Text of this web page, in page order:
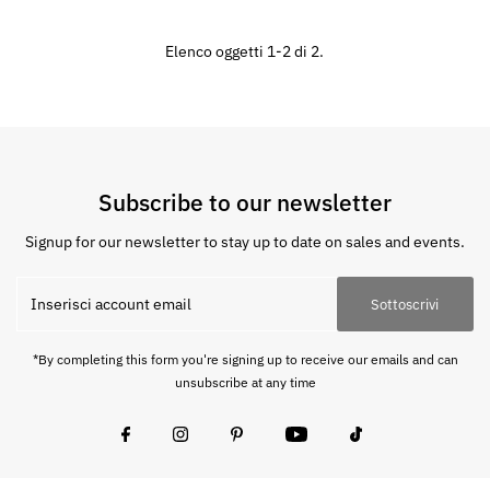
Elenco oggetti 1-2 di 2.
Subscribe to our newsletter
Signup for our newsletter to stay up to date on sales and events.
Sottoscrivi
*By completing this form you're signing up to receive our emails and can
unsubscribe at any time